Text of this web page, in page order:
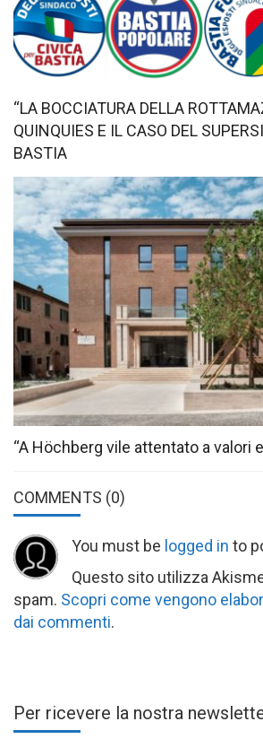
“LA BOCCIATURA DELLA
QUINQUIES E IL CASO DEL
BASTIA
“A Höchberg vile attentato a valori
COMMENTS (0)
You must be logged in to
Questo sito utilizza
spam. Scopri come vengono
dai commenti.
Per ricevere la nostra